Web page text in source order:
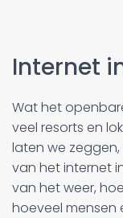
Internet
Wat het
veel resorts en
laten we
van het internet
van het weer,
hoeveel mensen